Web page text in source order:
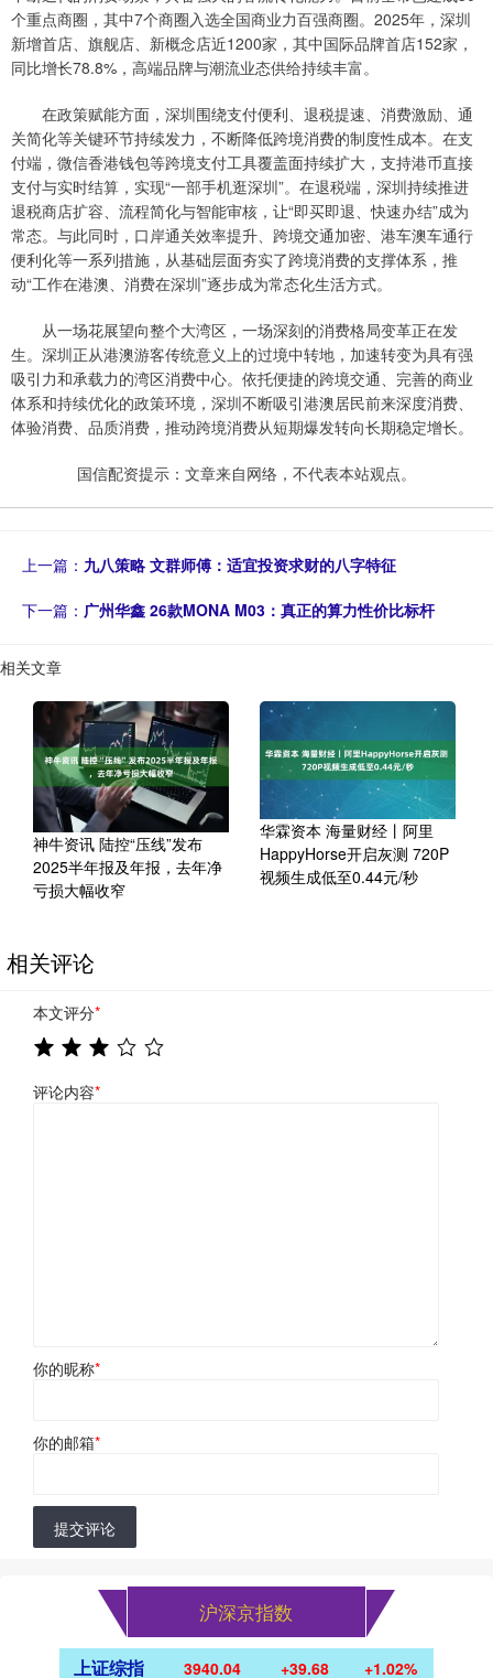
个重点商圈，其中7个商圈入选全国商业力百强商圈。2025年，深圳
新增首店、旗舰店、新概念店近1200家，其中国际品牌首店152家，
同比增长78.8%，高端品牌与潮流业态供给持续丰富。
在政策赋能方面，深圳围绕支付便利、退税提速、消费激励、通
关简化等关键环节持续发力，不断降低跨境消费的制度性成本。在支
付端，微信香港钱包等跨境支付工具覆盖面持续扩大，支持港币直接
支付与实时结算，实现“一部手机逛深圳”。在退税端，深圳持续推进
退税商店扩容、流程简化与智能审核，让“即买即退、快速办结”成为
常态。与此同时，口岸通关效率提升、跨境交通加密、港车澳车通行
便利化等一系列措施，从基础层面夯实了跨境消费的支撑体系，推
动“工作在港澳、消费在深圳”逐步成为常态化生活方式。
从一场花展望向整个大湾区，一场深刻的消费格局变革正在发
生。深圳正从港澳游客传统意义上的过境中转地，加速转变为具有强
吸引力和承载力的湾区消费中心。依托便捷的跨境交通、完善的商业
体系和持续优化的政策环境，深圳不断吸引港澳居民前来深度消费、
体验消费、品质消费，推动跨境消费从短期爆发转向长期稳定增长。
国信配资提示：文章来自网络，不代表本站观点。
上一篇： 九八策略 文群师傅：适宜投资求财的八字特征
下一篇： 广州华鑫 26款MONA M03：真正的算力性价比标杆
相关文章
神牛资讯 陆控“压线”发布
2025半年报及年报，去年净
亏损大幅收窄
华霖资本 海量财经丨阿里
HappyHorse开启灰测 720P
视频生成低至0.44元/秒
相关评论
本文评分*
评论内容*
你的昵称*
你的邮箱*
提交评论
沪深京指数
上证综指 3940.04 +39.68 +1.02%